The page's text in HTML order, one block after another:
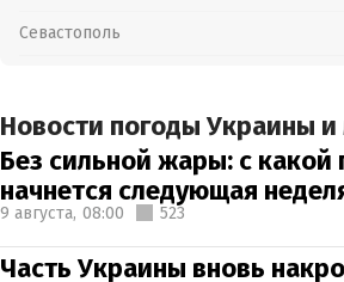
Севастополь
Новости погоды Украины
Без сильной жары: с какой
начнется следующая
9 августа, 08:00 523
Часть Украины вновь